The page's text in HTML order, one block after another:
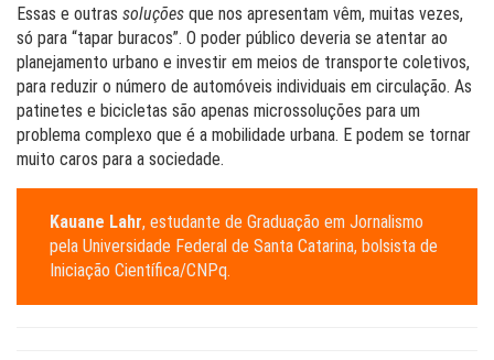
Essas e outras soluções que nos apresentam vêm, muitas vezes,
só para “tapar buracos”. O poder público deveria se atentar ao
planejamento urbano e investir em meios de transporte coletivos,
para reduzir o número de automóveis individuais em circulação. As
patinetes e bicicletas são apenas microssoluções para um
problema complexo que é a mobilidade urbana. E podem se tornar
muito caros para a sociedade.
Kauane Lahr, estudante de Graduação em Jornalismo
pela Universidade Federal de Santa Catarina, bolsista de
Iniciação Científica/CNPq.